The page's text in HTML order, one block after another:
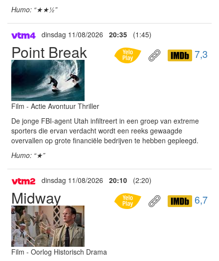
Humo: “★★½”
dinsdag 11/08/2026 20:35 (1:45)
Point Break 7,3
Film - Actie Avontuur Thriller
De jonge FBI-agent Utah infiltreert in een groep van extreme
sporters die ervan verdacht wordt een reeks gewaagde
overvallen op grote financiële bedrijven te hebben gepleegd.
Humo: “★”
dinsdag 11/08/2026 20:10 (2:20)
Midway 6,7
Film - Oorlog Historisch Drama